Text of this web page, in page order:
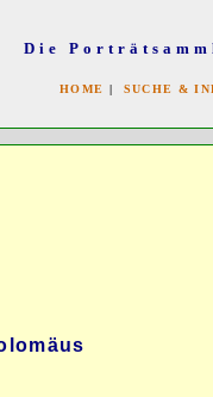
Die
HOME | SUCHE &